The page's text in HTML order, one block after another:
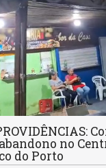
no
do Porto